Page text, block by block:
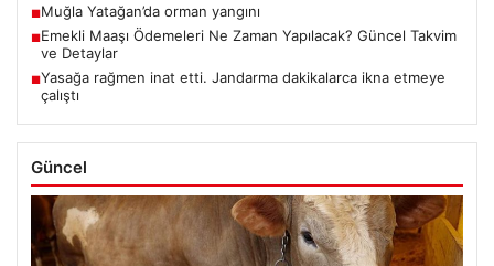
■Muğla Yatağan’da orman yangını
■Emekli Maaşı Ödemeleri Ne Zaman Yapılacak? Güncel Takvim
ve Detaylar
■Yasağa rağmen inat etti. Jandarma dakikalarca ikna etmeye
çalıştı
Güncel